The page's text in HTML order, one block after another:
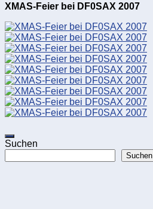
XMAS-Feier bei DF0SAX 2007
Suchen
Suchen